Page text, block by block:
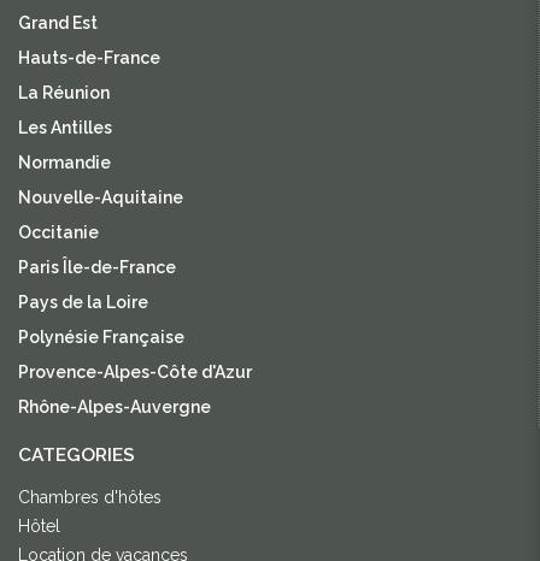
Grand Est
Hauts-de-France
La Réunion
Les Antilles
Normandie
Nouvelle-Aquitaine
Occitanie
Paris Île-de-France
Pays de la Loire
Polynésie Française
Provence-Alpes-Côte d'Azur
Rhône-Alpes-Auvergne
CATEGORIES
Chambres d'hôtes
Hôtel
Location de vacances